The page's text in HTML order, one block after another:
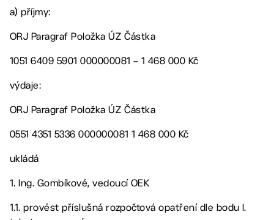
a) příjmy:
ORJ Paragraf Položka ÚZ Částka
1051 6409 5901 000000081 – 1 468 000 Kč
výdaje:
ORJ Paragraf Položka ÚZ Částka
0551 4351 5336 000000081 1 468 000 Kč
ukládá
1. Ing. Gombíkové, vedoucí OEK
1.1. provést příslušná rozpočtová opatření dle bodu I.